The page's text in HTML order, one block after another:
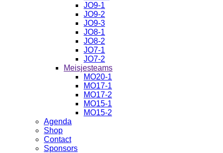
JO9-1
JO9-2
JO9-3
JO8-1
JO8-2
JO7-1
JO7-2
Meisjesteams
MO20-1
MO17-1
MO17-2
MO15-1
MO15-2
Agenda
Shop
Contact
Sponsors